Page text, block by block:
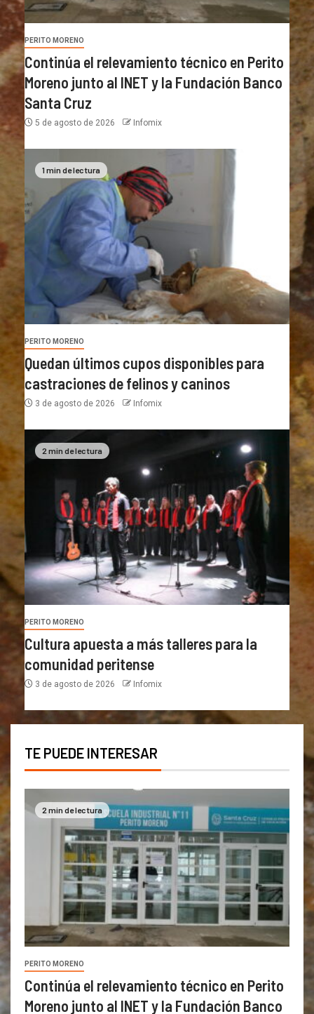
PERITO MORENO
Continúa el relevamiento técnico en Perito
Moreno junto al INET y la Fundación Banco
Santa Cruz
5 de agosto de 2026 Infomix
1 min de lectura
PERITO MORENO
Quedan últimos cupos disponibles para
castraciones de felinos y caninos
3 de agosto de 2026 Infomix
2 min de lectura
PERITO MORENO
Cultura apuesta a más talleres para la
comunidad peritense
3 de agosto de 2026 Infomix
TE PUEDE INTERESAR
2 min de lectura
PERITO MORENO
Continúa el relevamiento técnico en Perito
Moreno junto al INET y la Fundación Banco